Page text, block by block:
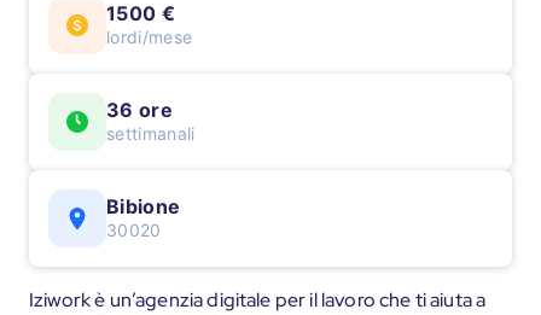
1500 €
lordi/mese
36 ore
settimanali
Bibione
30020
Iziwork è un’agenzia digitale per il lavoro che ti aiuta a